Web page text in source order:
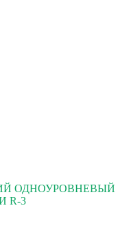
ОДНОУРОВНЕВЫЙ
R-3